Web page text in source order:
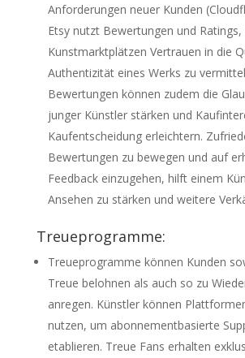
Anforderungen neuer Kunden
Etsy nutzt Bewertungen und
Kunstmarktplätzen Vertrauen in die
Authentizität eines Werks zu
Bewertungen können zudem die
junger Künstler stärken und
Kaufentscheidung erleichtern.
Bewertungen zu bewegen und auf
Feedback einzugehen, hilft einem
Ansehen zu stärken und weitere
Treueprogramme:
Treueprogramme können Kunden
Treue belohnen als auch so zu
anregen. Künstler können
nutzen, um abonnementbasierte
etablieren. Treue Fans erhalten